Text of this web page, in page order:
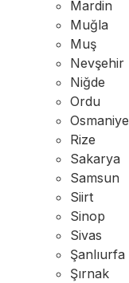
Mardin
Muğla
Muş
Nevşehir
Niğde
Ordu
Osmaniye
Rize
Sakarya
Samsun
Siirt
Sinop
Sivas
Şanlıurfa
Şırnak